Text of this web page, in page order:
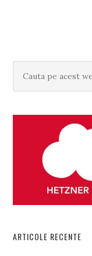
ARTICOLE RECENTE